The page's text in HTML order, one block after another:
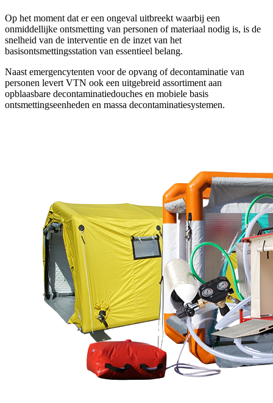
Op het moment dat er een ongeval uitbreekt waarbij een
onmiddellijke ontsmetting van personen of materiaal nodig is, is de
snelheid van de interventie en de inzet van het
basisontsmettingsstation van essentieel belang.
Naast emergencytenten voor de opvang of decontaminatie van
personen levert VTN ook een uitgebreid assortiment aan
opblaasbare decontaminatiedouches en mobiele basis
ontsmettingseenheden en massa decontaminatiesystemen.